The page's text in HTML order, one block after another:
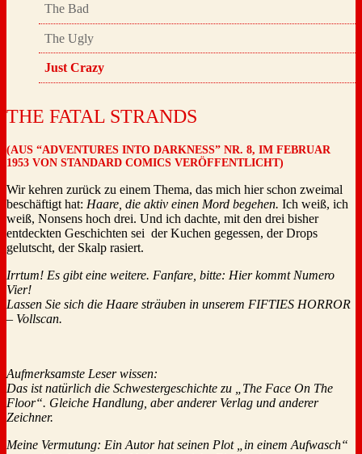
The Bad
The Ugly
Just Crazy
THE FATAL STRANDS
(AUS “ADVENTURES INTO DARKNESS” NR. 8, IM FEBRUAR
1953 VON STANDARD COMICS VERÖFFENTLICHT)
Wir kehren zurück zu einem Thema, das mich hier schon zweimal
beschäftigt hat: Haare, die aktiv einen Mord begehen. Ich weiß, ich
weiß, Nonsens hoch drei. Und ich dachte, mit den drei bisher
entdeckten Geschichten sei der Kuchen gegessen, der Drops
gelutscht, der Skalp rasiert.
Irrtum! Es gibt eine weitere. Fanfare, bitte: Hier kommt Numero
Vier!
Lassen Sie sich die Haare sträuben in unserem FIFTIES HORROR
– Vollscan.
Aufmerksamste Leser wissen:
Das ist natürlich die Schwestergeschichte zu „The Face On The
Floor“. Gleiche Handlung, aber anderer Verlag und anderer
Zeichner.
Meine Vermutung: Ein Autor hat seinen Plot „in einem Aufwasch“